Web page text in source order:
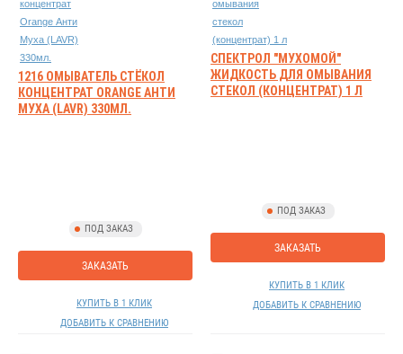
1216 ОМЫВАТЕЛЬ СТЁКОЛ
КОНЦЕНТРАТ ORANGE АНТИ
МУХА (LAVR) 330МЛ.
ПОД ЗАКАЗ
ЗАКАЗАТЬ
КУПИТЬ В 1 КЛИК
ДОБАВИТЬ К СРАВНЕНИЮ
СПЕКТРОЛ "МУХОМОЙ"
ЖИДКОСТЬ ДЛЯ ОМЫВАНИЯ
СТЕКОЛ (КОНЦЕНТРАТ) 1 Л
ПОД ЗАКАЗ
ЗАКАЗАТЬ
КУПИТЬ В 1 КЛИК
ДОБАВИТЬ К СРАВНЕНИЮ